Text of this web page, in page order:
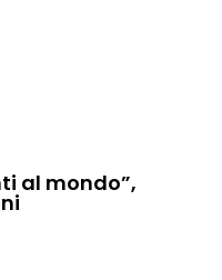
al mondo”,